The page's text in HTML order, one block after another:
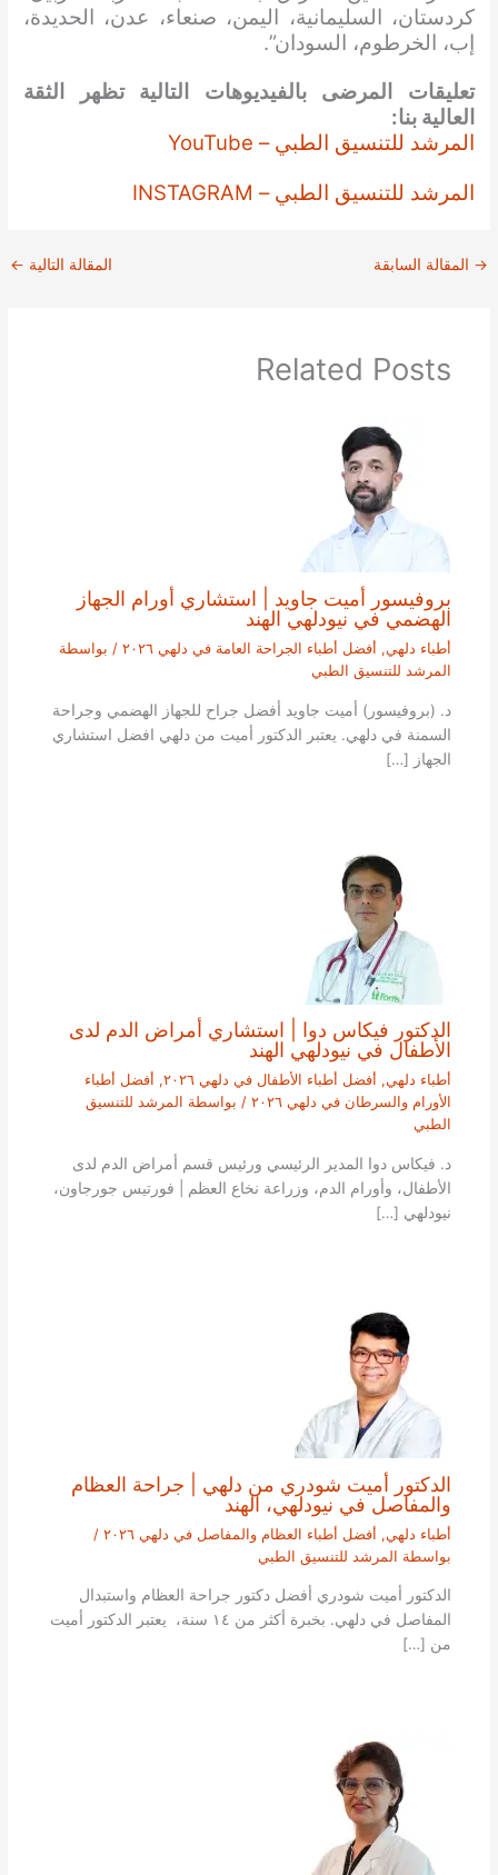
كردستان، السليمانية، اليمن، صنعاء، عدن، الحديدة،
إب، الخرطوم، السودان”.
تعليقات المرضى بالفيديوهات التالية تظهر الثقة
العالية بنا:
المرشد للتنسيق الطبي – YouTube
المرشد للتنسيق الطبي – INSTAGRAM
→ المقالة السابقة المقالة التالية ←
Related Posts
بروفيسور أميت جاويد | استشاري أورام الجهاز
الهضمي في نيودلهي الهند
أطباء دلهي, أفضل أطباء الجراحة العامة في دلهي ٢٠٢٦
/ بواسطة
المرشد للتنسيق الطبي
د. (بروفيسور) أميت جاويد أفضل جراح للجهاز الهضمي وجراحة
السمنة في دلهي. يعتبر الدكتور أميت من دلهي افضل استشاري
الجهاز […]
الدكتور فيكاس دوا | استشاري أمراض الدم لدى
الأطفال في نيودلهي الهند
أطباء دلهي, أفضل أطباء الأطفال في دلهي ٢٠٢٦ , أفضل أطباء
الأورام والسرطان في دلهي ٢٠٢٦
/ بواسطة المرشد للتنسيق
الطبي
د. فيكاس دوا المدير الرئيسي ورئيس قسم أمراض الدم لدى
الأطفال، وأورام الدم، وزراعة نخاع العظم | فورتيس جورجاون،
نيودلهي […]
الدكتور أميت شودري من دلهي | جراحة العظام
والمفاصل في نيودلهي، الهند
أطباء دلهي, أفضل أطباء العظام والمفاصل في دلهي ٢٠٢٦
/
بواسطة المرشد للتنسيق الطبي
الدكتور أميت شودري أفضل دكتور جراحة العظام واستبدال
المفاصل في دلهي. بخبرة أكثر من ١٤ سنة، يعتبر الدكتور أميت
من […]